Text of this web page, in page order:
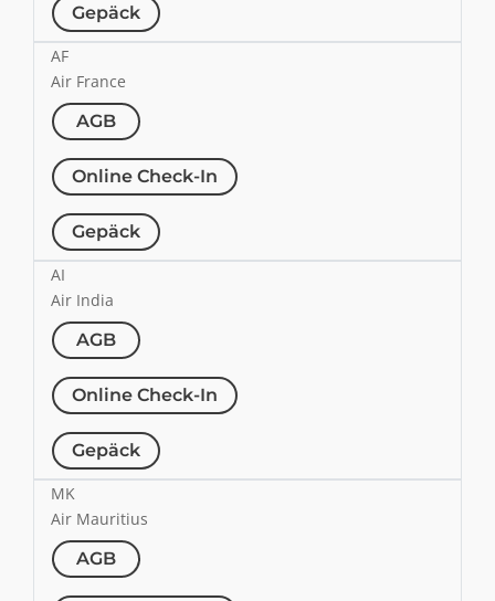
Gepäck
AF
Air France
AGB
Online Check-In
Gepäck
AI
Air India
AGB
Online Check-In
Gepäck
MK
Air Mauritius
AGB